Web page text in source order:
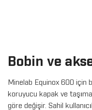
Bobin ve
Minelab Equinox 600 için
koruyucu kapak ve
göre değişir. Sahil